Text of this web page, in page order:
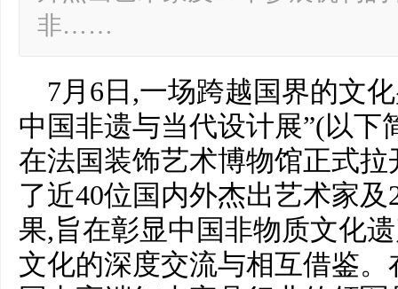
非……
7月6日,一场跨越国界的
中国非遗与当代设计展”(以下
在法国装饰艺术博物馆正式
了近40位国内外杰出艺术家
果,旨在彰显中国非物质文化
文化的深度交流与相互借鉴